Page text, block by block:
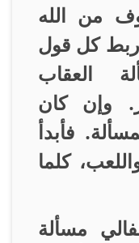
من الله
كل قول
العقاب
وإن كان
فأبدأ
كلما
مسألة